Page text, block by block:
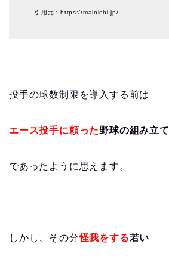
引用元：https://mainichi.jp/
投手の球数制限を導入する前は
エース投手に頼った野球の組み立て
であったように思えます。
しかし、その分怪我をする若い